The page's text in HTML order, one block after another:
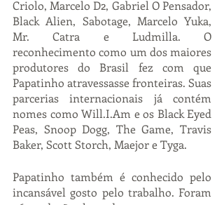
Criolo, Marcelo D2, Gabriel O Pensador,
Black Alien, Sabotage, Marcelo Yuka,
Mr. Catra e Ludmilla. O
reconhecimento como um dos maiores
produtores do Brasil fez com que
Papatinho atravessasse fronteiras. Suas
parcerias internacionais já contém
nomes como Will.I.Am e os Black Eyed
Peas, Snoop Dogg, The Game, Travis
Baker, Scott Storch, Maejor e Tyga.
Papatinho também é conhecido pelo
incansável gosto pelo trabalho. Foram